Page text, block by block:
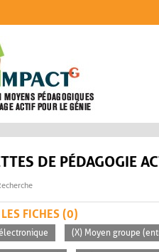
DE PÉDAGOGIE
FICHES (0)
(X) Moyen groupe